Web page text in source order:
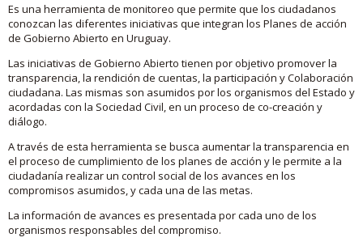
Es una herramienta de monitoreo que permite que los ciudadanos
conozcan las diferentes iniciativas que integran los Planes de acción
de Gobierno Abierto en Uruguay.
Las iniciativas de Gobierno Abierto tienen por objetivo promover la
transparencia, la rendición de cuentas, la participación y Colaboración
ciudadana. Las mismas son asumidos por los organismos del Estado y
acordadas con la Sociedad Civil, en un proceso de co-creación y
diálogo.
A través de esta herramienta se busca aumentar la transparencia en
el proceso de cumplimiento de los planes de acción y le permite a la
ciudadanía realizar un control social de los avances en los
compromisos asumidos, y cada una de las metas.
La información de avances es presentada por cada uno de los
organismos responsables del compromiso.